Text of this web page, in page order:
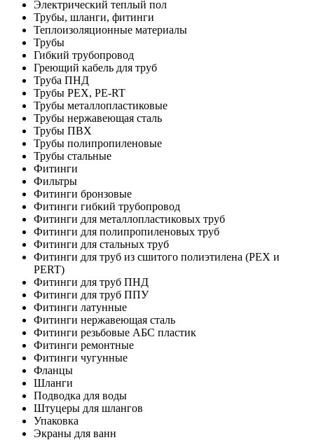
Электрический теплый пол
Трубы, шланги, фитинги
Теплоизоляционные материалы
Трубы
Гибкий трубопровод
Греющий кабель для труб
Труба ПНД
Трубы PEX, PE-RT
Трубы металлопластиковые
Трубы нержавеющая сталь
Трубы ПВХ
Трубы полипропиленовые
Трубы стальные
Фитинги
Фильтры
Фитинги бронзовые
Фитинги гибкий трубопровод
Фитинги для металлопластиковых труб
Фитинги для полипропиленовых труб
Фитинги для стальных труб
Фитинги для труб из сшитого полиэтилена (PEX и
PERT)
Фитинги для труб ПНД
Фитинги для труб ППУ
Фитинги латунные
Фитинги нержавеющая сталь
Фитинги резьбовые АБС пластик
Фитинги ремонтные
Фитинги чугунные
Фланцы
Шланги
Подводка для воды
Штуцеры для шлангов
Упаковка
Экраны для ванн